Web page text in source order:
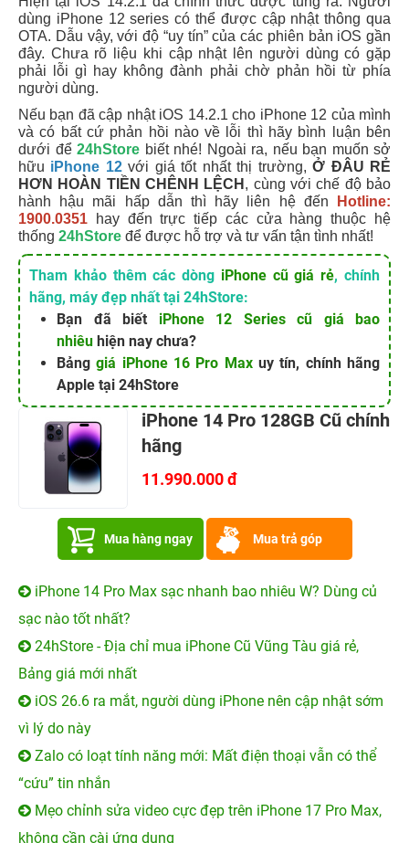
dùng iPhone 12 series có thể được cập nhật thông qua
OTA. Dẫu vậy, với độ “uy tín” của các phiên bản iOS gần
đây. Chưa rõ liệu khi cập nhật lên người dùng có gặp
phải lỗi gì hay không đành phải chờ phản hồi từ phía
người dùng.
Nếu bạn đã cập nhật iOS 14.2.1 cho iPhone 12 của mình
và có bất cứ phản hồi nào về lỗi thì hãy bình luận bên
dưới để24hStore biết nhé! Ngoài ra, nếu bạn muốn sở
hữu iPhone 12với giá tốt nhất thị trường,Ở ĐÂU RẺ
HƠN HOÀN TIỀN CHÊNH LỆCH , cùng với chế độ bảo
hành hậu mãi hấp dẫn thì hãy liên hệ đến
Hotline:
1900.0351 hay đến trực tiếp các cửa hàng thuộc hệ
thống 24hStore để được hỗ trợ và tư vấn tận tình nhất!
Tham khảo thêm các dòng iPhone cũ giá rẻ, chính
hãng, máy đẹp nhất tại 24hStore:
Bạn đã biết iPhone 12 Series cũ giá bao
nhiêu hiện nay chưa?
Bảnggiá iPhone 16 Pro Maxuy tín, chính hãng
Apple tại 24hStore
iPhone 14 Pro 128GB Cũ chính
hãng
11.990.000 đ
Mua hàng ngay Mua trả góp
iPhone 14 Pro Max sạc nhanh bao nhiêu W? Dùng củ
sạc nào tốt nhất?
24hStore - Địa chỉ mua iPhone Cũ Vũng Tàu giá rẻ,
Bảng giá mới nhất
iOS 26.6 ra mắt, người dùng iPhone nên cập nhật sớm
vì lý do này
Zalo có loạt tính năng mới: Mất điện thoại vẫn có thể
“cứu” tin nhắn
Mẹo chỉnh sửa video cực đẹp trên iPhone 17 Pro Max,
không cần cài ứng dụng